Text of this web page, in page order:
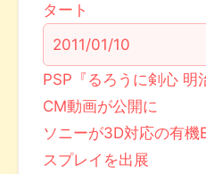
タート
2011/01/10
PSP『るろうに剣心 明
CM動画が公開に
ソニーが3D対応の有機
スプレイを出展